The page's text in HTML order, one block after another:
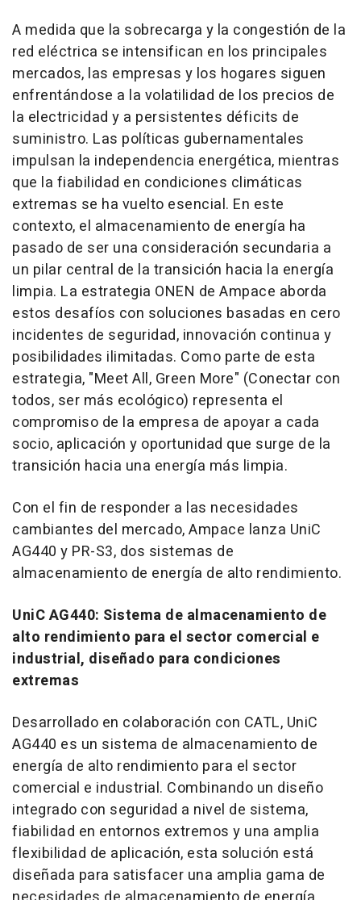
A medida que la sobrecarga y la congestión de la
red eléctrica se intensifican en los principales
mercados, las empresas y los hogares siguen
enfrentándose a la volatilidad de los precios de
la electricidad y a persistentes déficits de
suministro. Las políticas gubernamentales
impulsan la independencia energética, mientras
que la fiabilidad en condiciones climáticas
extremas se ha vuelto esencial. En este
contexto, el almacenamiento de energía ha
pasado de ser una consideración secundaria a
un pilar central de la transición hacia la energía
limpia. La estrategia ONEN de Ampace aborda
estos desafíos con soluciones basadas en cero
incidentes de seguridad, innovación continua y
posibilidades ilimitadas. Como parte de esta
estrategia, "Meet All, Green More" (Conectar con
todos, ser más ecológico) representa el
compromiso de la empresa de apoyar a cada
socio, aplicación y oportunidad que surge de la
transición hacia una energía más limpia.
Con el fin de responder a las necesidades
cambiantes del mercado, Ampace lanza UniC
AG440 y PR-S3, dos sistemas de
almacenamiento de energía de alto rendimiento.
UniC AG440: Sistema de almacenamiento de
alto rendimiento para el sector comercial e
industrial, diseñado para condiciones
extremas
Desarrollado en colaboración con CATL, UniC
AG440 es un sistema de almacenamiento de
energía de alto rendimiento para el sector
comercial e industrial. Combinando un diseño
integrado con seguridad a nivel de sistema,
fiabilidad en entornos extremos y una amplia
flexibilidad de aplicación, esta solución está
diseñada para satisfacer una amplia gama de